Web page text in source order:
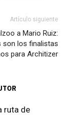
Artículo siguiente
a Mario Ruiz:
son los finalistas
para Architizer
ruta de